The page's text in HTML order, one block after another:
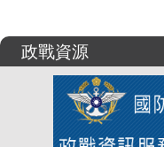
政戰資源